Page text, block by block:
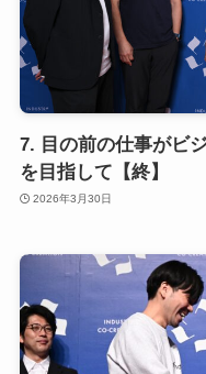
7. 目の前の仕事がビ
を目指して【終】
2026年3月30日